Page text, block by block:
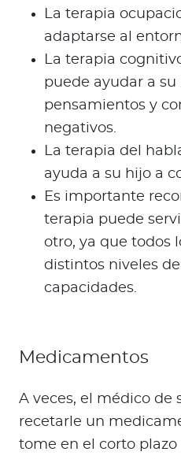
La terapia
adaptarse al
La terapia
puede ayudar a
pensamientos y
negativos.
La terapia del
ayuda a su hijo a
Es importante
terapia puede
otro, ya que todos
distintos niveles
capacidades.
Medicamentos
A veces, el médico de
recetarle un
tome en el corto